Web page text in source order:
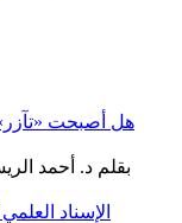
هل أصبحت
الإسناد